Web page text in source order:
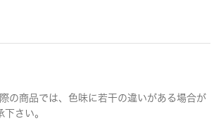
の商品では、色味に若干の違いがある場合が
さい。